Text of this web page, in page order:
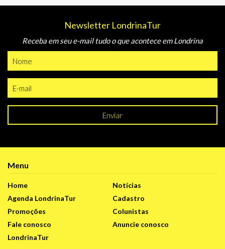
Newsletter LondrinaTur
Receba em seu e-mail tudo o que acontece em Londrina
Enviar
Menu
Home
Notícias
Agenda LondrinaTur
Cadastro
Promoções
Colunistas
Fale conosco
Anuncie conosco
LondrinaTur